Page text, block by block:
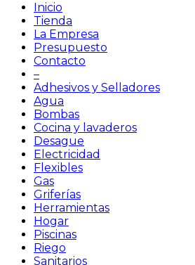
Inicio
Tienda
La Empresa
Presupuesto
Contacto
–
Adhesivos y Selladores
Agua
Bombas
Cocina y lavaderos
Desague
Electricidad
Flexibles
Gas
Griferías
Herramientas
Hogar
Piscinas
Riego
Sanitarios